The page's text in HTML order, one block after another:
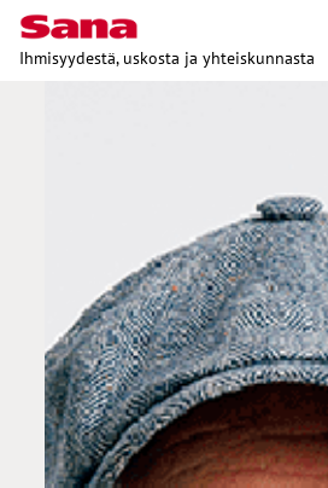
Ihmisyydestä, uskosta ja yhteiskunnasta